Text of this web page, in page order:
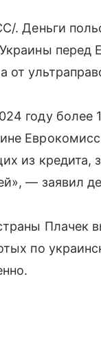
Деньги
Украины
от
году более
из
— заявил
Плачек
по